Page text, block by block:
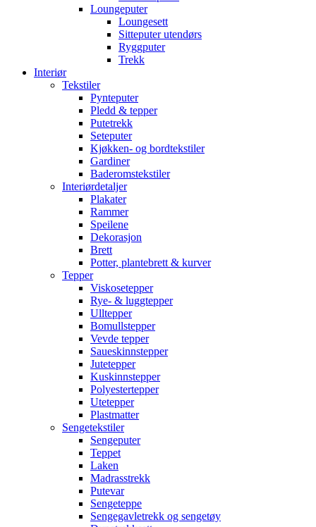
Loungeputer
Loungesett
Sitteputer utendørs
Ryggputer
Trekk
Interiør
Tekstiler
Pynteputer
Pledd & tepper
Putetrekk
Seteputer
Kjøkken- og bordtekstiler
Gardiner
Baderomstekstiler
Interiørdetaljer
Plakater
Rammer
Speilene
Dekorasjon
Brett
Potter, plantebrett & kurver
Tepper
Viskosetepper
Rye- & luggtepper
Ulltepper
Bomullstepper
Vevde tepper
Saueskinnstepper
Jutetepper
Kuskinnstepper
Polyestertepper
Utetepper
Plastmatter
Sengetekstiler
Sengeputer
Teppet
Laken
Madrasstrekk
Putevar
Sengeteppe
Sengegavletrekk og sengetøy